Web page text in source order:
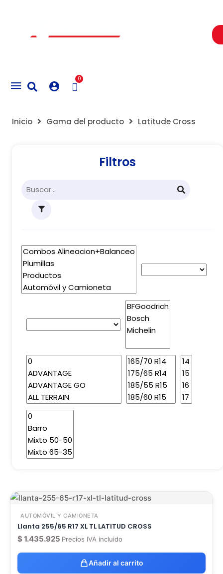
0
Inicio Gama del producto Latitude Cross
Filtros
AUTOMÓVIL Y CAMIONETA
Llanta 255/65 R17 XL TL LATITUD CROSS
$ 1.435.925 Precios IVA incluido
Añadir al carrito